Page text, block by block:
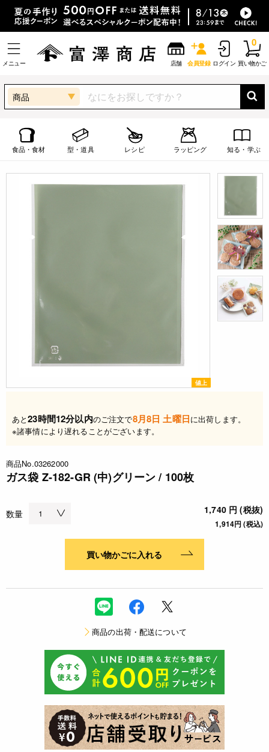
メニュー 店舗 会員登録 ログイン 買い物かご
0
商品
食品・食材 型・道具 レシピ ラッピング 知る・学ぶ
値上
あと23時間12分以内のご注文で8月8日 土曜日に出荷します。
※諸事情により遅れることがございます。
商品No.03262000
ガス袋 Z-182-GR (中)グリーン / 100枚
数量 1,740 円 (税抜)
1,914円 (税込)
買い物かごに入れる
商品の出荷・配送について